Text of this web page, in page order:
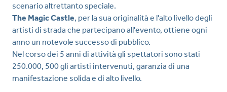
scenario altrettanto speciale.
The Magic Castle, per la sua originalità e l'alto livello degli
artisti di strada che partecipano all'evento, ottiene ogni
anno un notevole successo di pubblico.
Nel corso dei 5 anni di attività gli spettatori sono stati
250.000, 500 gli artisti intervenuti, garanzia di una
manifestazione solida e di alto livello.